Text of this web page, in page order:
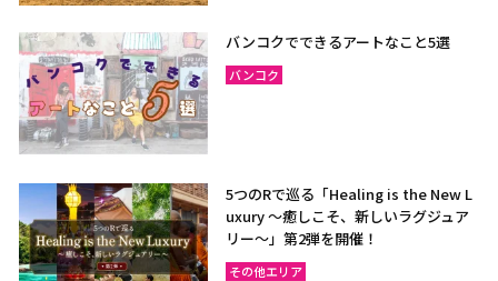
バンコクでできるアートなこと5選
バンコク
5つのRで巡る「Healing is the New L
uxury ～癒しこそ、新しいラグジュア
リー〜」第2弾を開催！
その他エリア